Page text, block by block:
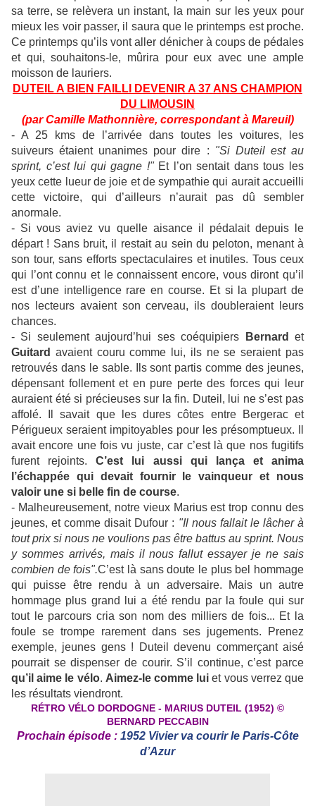
sa terre, se relèvera un instant, la main sur les yeux pour
mieux les voir passer, il saura que le printemps est proche.
Ce printemps qu’ils vont aller dénicher à coups de pédales
et qui, souhaitons-le, mûrira pour eux avec une ample
moisson de lauriers.
DUTEIL A BIEN FAILLI DEVENIR A 37 ANS CHAMPION
DU LIMOUSIN
(par Camille Mathonnière, correspondant à Mareuil)
- A 25 kms de l’arrivée dans toutes les voitures, les
suiveurs étaient unanimes pour dire : "Si Duteil est au
sprint, c’est lui qui gagne !" Et l’on sentait dans tous les
yeux cette lueur de joie et de sympathie qui aurait accueilli
cette victoire, qui d’ailleurs n’aurait pas dû sembler
anormale.
- Si vous aviez vu quelle aisance il pédalait depuis le
départ ! Sans bruit, il restait au sein du peloton, menant à
son tour, sans efforts spectaculaires et inutiles. Tous ceux
qui l’ont connu et le connaissent encore, vous diront qu’il
est d’une intelligence rare en course. Et si la plupart de
nos lecteurs avaient son cerveau, ils doubleraient leurs
chances.
- Si seulement aujourd’hui ses coéquipiers
Bernard
et
Guitard avaient couru comme lui, ils ne se seraient pas
retrouvés dans le sable. Ils sont partis comme des jeunes,
dépensant follement et en pure perte des forces qui leur
auraient été si précieuses sur la fin. Duteil, lui ne s’est pas
affolé. Il savait que les dures côtes entre Bergerac et
Périgueux seraient impitoyables pour les présomptueux. Il
avait encore une fois vu juste, car c’est là que nos fugitifs
furent rejoints.C’est lui aussi qui lança et anima
l’échappée qui devait fournir le vainqueur et nous
valoir une si belle fin de course.
- Malheureusement, notre vieux Marius est trop connu des
jeunes, et comme disait Dufour : "Il nous fallait le lâcher à
tout prix si nous ne voulions pas être battus au sprint. Nous
y sommes arrivés, mais il nous fallut essayer je ne sais
combien de fois".C’est là sans doute le plus bel hommage
qui puisse être rendu à un adversaire. Mais un autre
hommage plus grand lui a été rendu par la foule qui sur
tout le parcours cria son nom des milliers de fois... Et la
foule se trompe rarement dans ses jugements. Prenez
exemple, jeunes gens ! Duteil devenu commerçant aisé
pourrait se dispenser de courir. S’il continue, c’est parce
qu’il aime le vélo. Aimez-le comme lui et vous verrez que
les résultats viendront.
RÉTRO VÉLO DORDOGNE - MARIUS DUTEIL (1952) ©
BERNARD PECCABIN
Prochain épisode : 1952 Vivier va courir le Paris-Côte
d’Azur